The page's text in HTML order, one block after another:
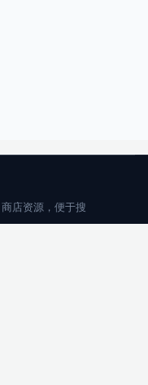
店资源，便于搜